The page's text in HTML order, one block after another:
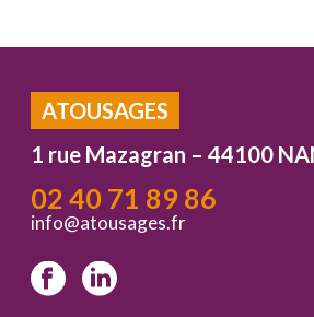
ATOUSAGES
1 rue Mazagran – 44100
02 40 71 89 86
info@atousages.fr